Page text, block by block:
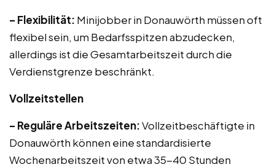
– Flexibilität: Minijobber in Donauwörth müssen oft
flexibel sein, um Bedarfsspitzen abzudecken,
allerdings ist die Gesamtarbeitszeit durch die
Verdienstgrenze beschränkt.
Vollzeitstellen
– Reguläre Arbeitszeiten:Vollzeitbeschäftigte in
Donauwörth können eine standardisierte
Wochenarbeitszeit von etwa 35-40 Stunden